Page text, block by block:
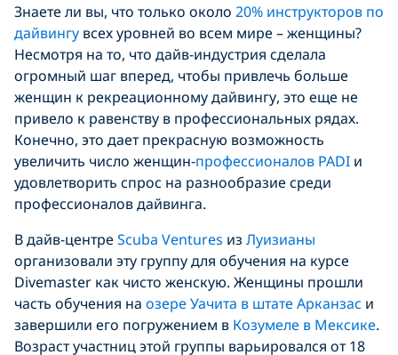
Знаете ли вы, что только около 20% инструкторов по
дайвингу всех уровней во всем мире – женщины?
Несмотря на то, что дайв-индустрия сделала
огромный шаг вперед, чтобы привлечь больше
женщин к рекреационному дайвингу, это еще не
привело к равенству в профессиональных рядах.
Конечно, это дает прекрасную возможность
увеличить число женщин-профессионалов PADI и
удовлетворить спрос на разнообразие среди
профессионалов дайвинга.
В дайв-центре Scuba Ventures из Луизианы
организовали эту группу для обучения на курсе
Divemaster как чисто женскую. Женщины прошли
часть обучения на озере Уачита в штате Арканзас и
завершили его погружением в Козумеле в Мексике.
Возраст участниц этой группы варьировался от 18